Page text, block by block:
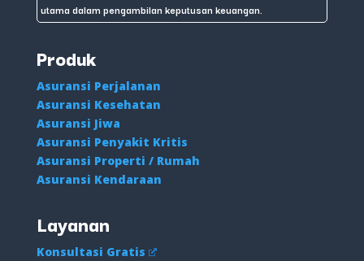
utama dalam pengambilan keputusan keuangan.
Produk
Asuransi Perjalanan
Asuransi Kesehatan
Asuransi Jiwa
Asuransi Penyakit Kritis
Asuransi Properti / Rumah
Asuransi Kendaraan
Layanan
Konsultasi Gratis